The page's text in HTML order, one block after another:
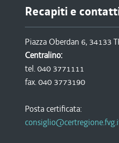
Recapiti e
Piazza Oberdan 6, 34133
Centralino:
tel. 040 3771111
fax. 040 3773190
Posta certificata: